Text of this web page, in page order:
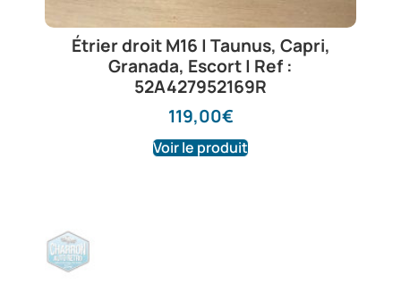
Étrier droit M16 | Taunus, Capri,
Granada, Escort | Ref :
52A427952169R
119,00€
Voir le produit